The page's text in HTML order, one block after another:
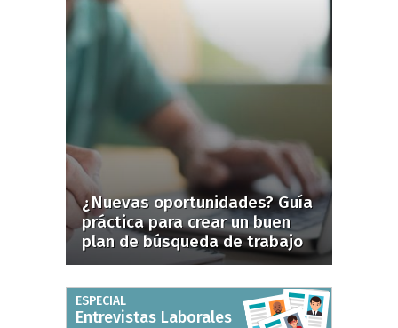
¿Nuevas oportunidades? Guía
práctica para crear un buen
plan de búsqueda de trabajo
ESPECIAL
Entrevistas Laborales